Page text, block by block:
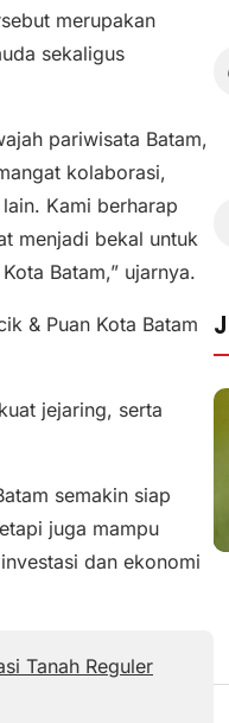
merupakan
sekaligus
pariwisata Batam,
kolaborasi,
Kami berharap
menjadi bekal untuk
Batam,” ujarnya.
& Puan Kota Batam
jejaring, serta
semakin siap
juga mampu
dan ekonomi
Tanah Reguler